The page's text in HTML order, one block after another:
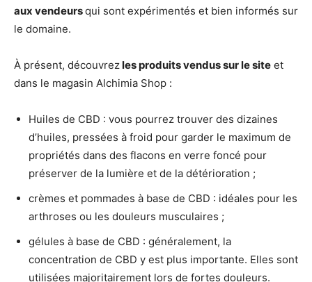
aux vendeursqui sont expérimentés et bien informés sur
le domaine.
À présent, découvrezles produits vendus sur le site et
dans le magasin Alchimia Shop :
Huiles de CBD : vous pourrez trouver des dizaines
d’huiles, pressées à froid pour garder le maximum de
propriétés dans des flacons en verre foncé pour
préserver de la lumière et de la détérioration ;
crèmes et pommades à base de CBD : idéales pour les
arthroses ou les douleurs musculaires ;
gélules à base de CBD : généralement, la
concentration de CBD y est plus importante. Elles sont
utilisées majoritairement lors de fortes douleurs.